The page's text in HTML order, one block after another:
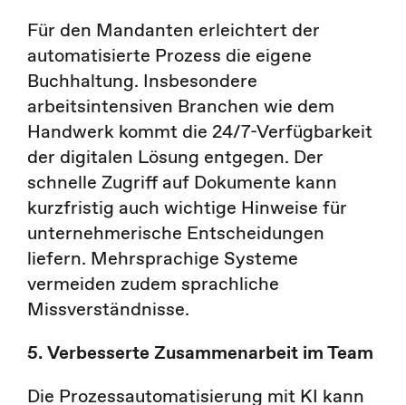
Für den Mandanten erleichtert der
automatisierte Prozess die eigene
Buchhaltung. Insbesondere
arbeitsintensiven Branchen wie dem
Handwerk kommt die 24/7-Verfügbarkeit
der digitalen Lösung entgegen. Der
schnelle Zugriff auf Dokumente kann
kurzfristig auch wichtige Hinweise für
unternehmerische Entscheidungen
liefern. Mehrsprachige Systeme
vermeiden zudem sprachliche
Missverständnisse.
5. Verbesserte Zusammenarbeit im Team
Die Prozessautomatisierung mit KI kann